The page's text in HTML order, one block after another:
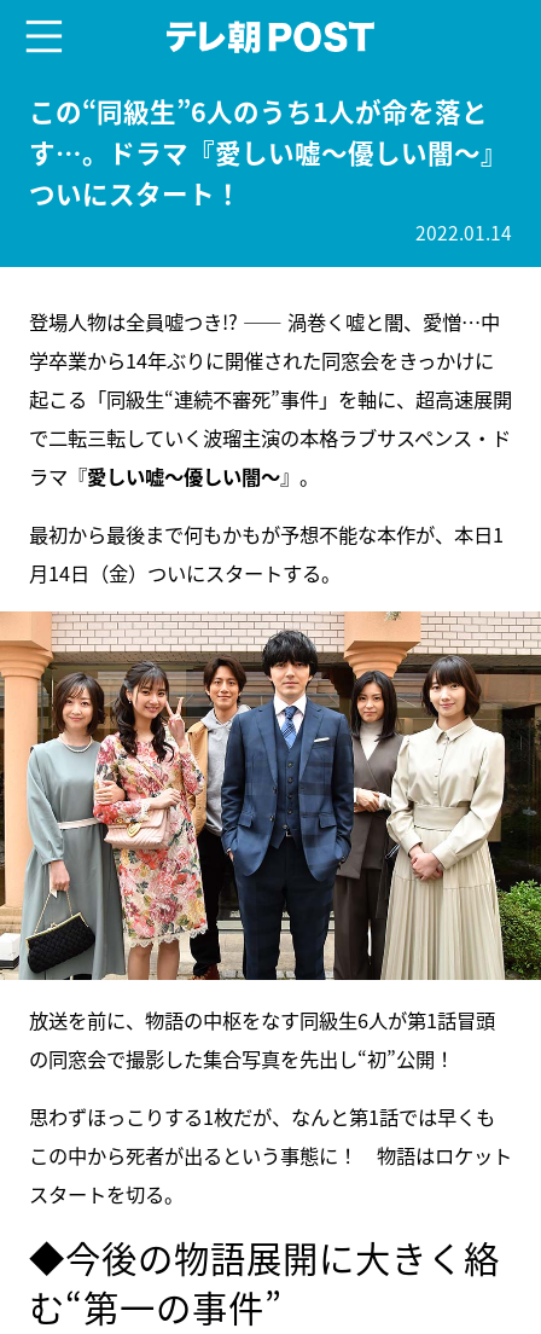
この“同級生”6人のうち1人が命を落と
す…。ドラマ『愛しい嘘～優しい闇～』
ついにスタート！
2022.01.14
登場人物は全員嘘つき!? ―― 渦巻く嘘と闇、愛憎…中
学卒業から14年ぶりに開催された同窓会をきっかけに
起こる「同級生“連続不審死”事件」を軸に、超高速展開
で二転三転していく波瑠主演の本格ラブサスペンス・ド
ラマ『愛しい嘘～優しい闇～』。
最初から最後まで何もかもが予想不能な本作が、本日1
月14日（金）ついにスタートする。
放送を前に、物語の中枢をなす同級生6人が第1話冒頭
の同窓会で撮影した集合写真を先出し“初”公開！
思わずほっこりする1枚だが、なんと第1話では早くも
この中から死者が出るという事態に！ 物語はロケット
スタートを切る。
◆今後の物語展開に大きく絡
む“第一の事件”